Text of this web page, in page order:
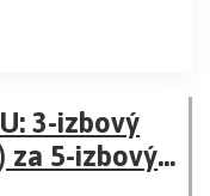
3-izbový
za 5-izbový